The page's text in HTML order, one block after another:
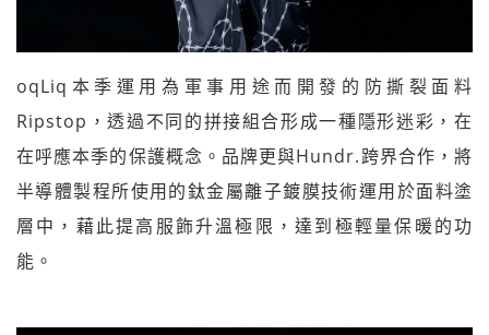
oqLiq本季運用為軍事用途而開發的防撕裂面料
Ripstop，透過不同的拼接組合形成一種隱形迷彩，在
在呼應本季的保護概念。品牌更與Hundr.跨界合作，將
半導體製程所使用的鈦金屬離子鍍膜技術運用於面料塗
層中，藉此提高服飾升溫極限，達到極輕量保暖的功
能。